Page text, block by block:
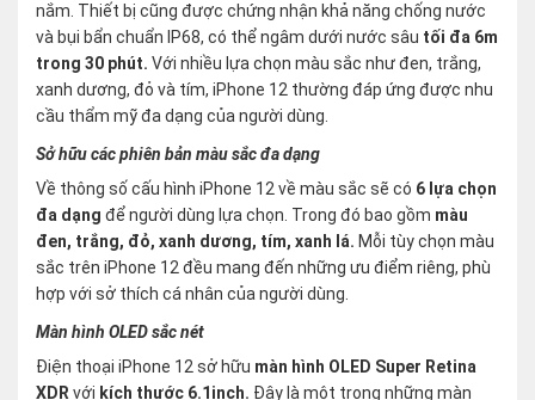
nắm. Thiết bị cũng được chứng nhận khả năng chống nước
và bụi bẩn chuẩn IP68, có thể ngâm dưới nước sâu tối đa 6m
trong 30 phút. Với nhiều lựa chọn màu sắc như đen, trắng,
xanh dương, đỏ và tím, iPhone 12 thường đáp ứng được nhu
cầu thẩm mỹ đa dạng của người dùng.
Sở hữu các phiên bản màu sắc đa dạng
Về thông số cấu hình iPhone 12 về màu sắc sẽ có 6 lựa chọn
đa dạng để người dùng lựa chọn. Trong đó bao gồm màu
đen, trắng, đỏ, xanh dương, tím, xanh lá. Mỗi tùy chọn màu
sắc trên iPhone 12 đều mang đến những ưu điểm riêng, phù
hợp với sở thích cá nhân của người dùng.
Màn hình OLED sắc nét
Điện thoại iPhone 12 sở hữu màn hình OLED Super Retina
XDRvới kích thước 6.1inch. Đây là một trong những màn